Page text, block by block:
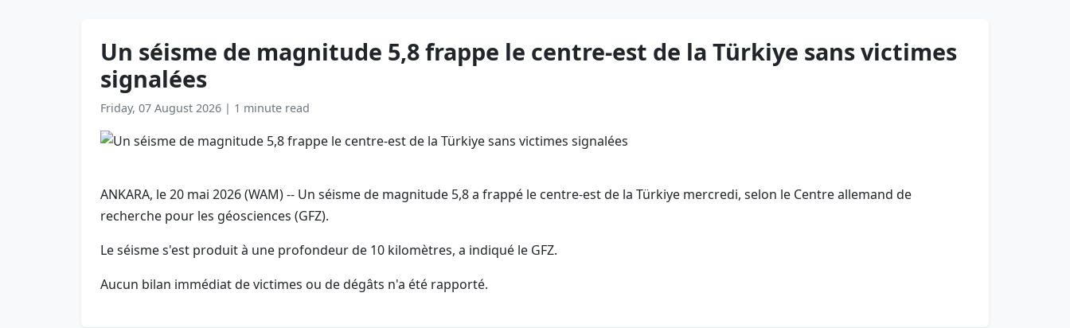
Un séisme de magnitude 5,8 frappe le centre-est de la Türkiye sans victimes
signalées
Friday, 07 August 2026 | 1 minute read
ANKARA, le 20 mai 2026 (WAM) -- Un séisme de magnitude 5,8 a frappé le centre-est de la Türkiye mercredi, selon le Centre allemand de
recherche pour les géosciences (GFZ).
Le séisme s'est produit à une profondeur de 10 kilomètres, a indiqué le GFZ.
Aucun bilan immédiat de victimes ou de dégâts n'a été rapporté.